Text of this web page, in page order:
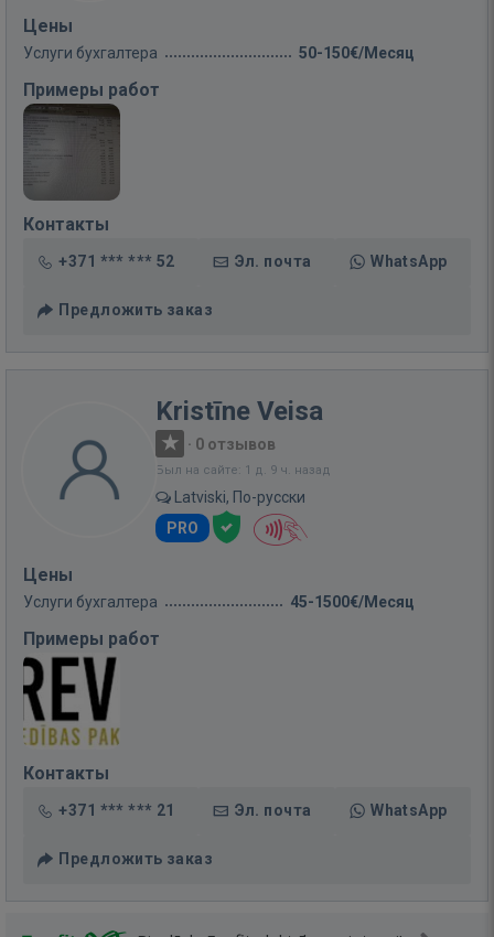
Цены
Услуги бухгалтера 50-150€/Месяц
Примеры работ
Контакты
+371 *** *** 52 Эл. почта WhatsApp
Предложить заказ
Kristīne Veisa
· 0 отзывов
Был на сайте: 1 д. 9 ч. назад
Latviski, По-русски
PRO
Цены
Услуги бухгалтера 45-1500€/Месяц
Примеры работ
Контакты
+371 *** *** 21 Эл. почта WhatsApp
Предложить заказ